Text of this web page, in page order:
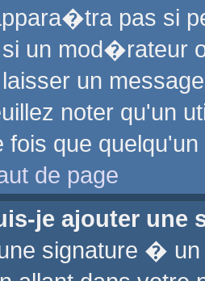
pas si
un mod�rateur
un
noter qu'un
fois que
de page
je ajouter une
signature �